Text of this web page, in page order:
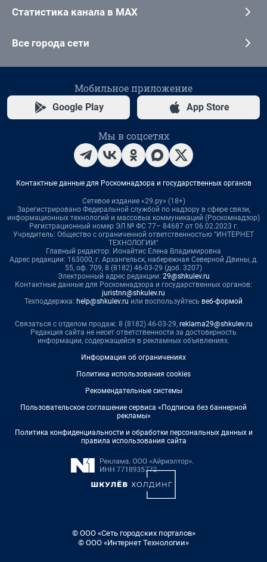
Статистика канала в MAX
Все города сети
Мобильное приложение
Google Play App Store
Мы в соцсетях
Контактные данные для Роскомнадзора и государственных органов
Сетевое издание «29.ру» (18+)
Зарегистрировано Федеральной службой по надзору в сфере связи,
информационных технологий и массовых коммуникаций (Роскомнадзор)
Регистрационный номер ЭЛ № ФС 77– 84687 от 06.02.2023 г.
Учредитель: Общество с ограниченной ответственностью "ИНТЕРНЕТ
ТЕХНОЛОГИИ"
Главный редактор: Ионайтис Елена Владимировна
Адрес редакции: 163000, г. Архангельск, набережная Северной Двины, д.
55, оф. 709, 8 (8182) 46-03-29 (доб. 3207)
Электронный адрес редакции: 29@shkulev.ru
Контактные данные для Роскомнадзора и государственных органов:
juristnn@shkulev.ru
Техподдержка: help@shkulev.ru или воспользуйтесь веб-формой
Связаться с отделом продаж: 8 (8182) 46-03-29, reklama29@shkulev.ru
Редакция сайта не несет ответственности за достоверность
информации, содержащейся в рекламных объявлениях.
Информация об ограничениях
Политика использования cookies
Рекомендательные системы
Пользовательское соглашение сервиса «Подписка без баннерной
рекламы»
Политика конфиденциальности и обработки персональных данных и
правила использования сайта
© ООО «Сеть городских порталов»
© ООО «Интернет Технологии»